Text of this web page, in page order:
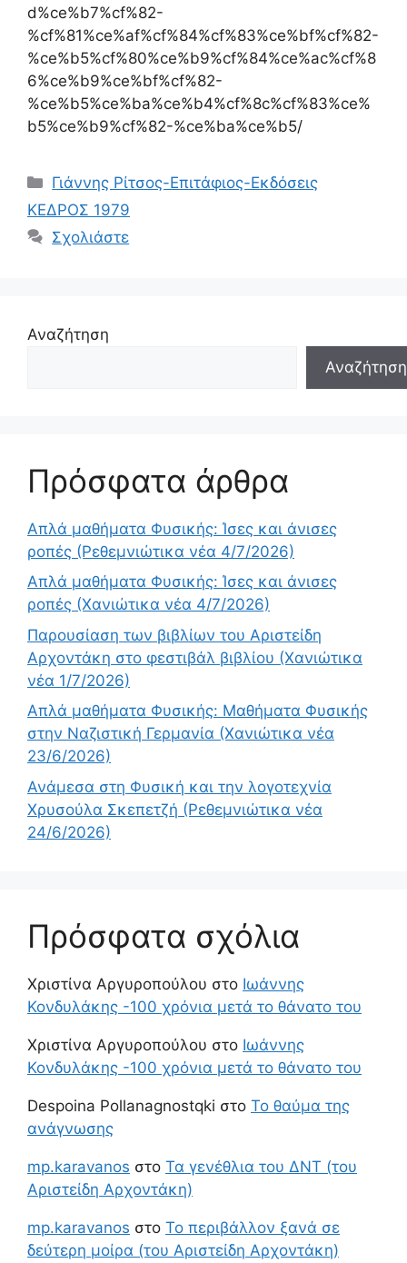
d%ce%b7%cf%82-
%cf%81%ce%af%cf%84%cf%83%ce%bf%cf%82-
%ce%b5%cf%80%ce%b9%cf%84%ce%ac%cf%8
6%ce%b9%ce%bf%cf%82-
%ce%b5%ce%ba%ce%b4%cf%8c%cf%83%ce%
b5%ce%b9%cf%82-%ce%ba%ce%b5/
Κατηγορίες
Γιάννης Ρίτσος-Επιτάφιος-Εκδόσεις
ΚΕΔΡΟΣ 1979
Σχολιάστε
Αναζήτηση
Αναζήτηση
Πρόσφατα άρθρα
Απλά μαθήματα Φυσικής: Ίσες και άνισες
ροπές (Ρεθεμνιώτικα νέα 4/7/2026)
Απλά μαθήματα Φυσικής: Ίσες και άνισες
ροπές (Χανιώτικα νέα 4/7/2026)
Παρουσίαση των βιβλίων του Αριστείδη
Αρχοντάκη στο φεστιβάλ βιβλίου (Χανιώτικα
νέα 1/7/2026)
Απλά μαθήματα Φυσικής: Μαθήματα Φυσικής
στην Ναζιστική Γερμανία (Χανιώτικα νέα
23/6/2026)
Ανάμεσα στη Φυσική και την λογοτεχνία
Χρυσούλα Σκεπετζή (Ρεθεμνιώτικα νέα
24/6/2026)
Πρόσφατα σχόλια
Χριστίνα Αργυροπούλου στο Ιωάννης
Κονδυλάκης -100 χρόνια μετά το θάνατο του
Χριστίνα Αργυροπούλου στο Ιωάννης
Κονδυλάκης -100 χρόνια μετά το θάνατο του
Despoina Pollanagnostqki στο Το θαύμα της
ανάγνωσης
mp.karavanos στο Τα γενέθλια του ΔΝΤ (του
Αριστείδη Αρχοντάκη)
mp.karavanos στο Το περιβάλλον ξανά σε
δεύτερη μοίρα (του Αριστείδη Αρχοντάκη)